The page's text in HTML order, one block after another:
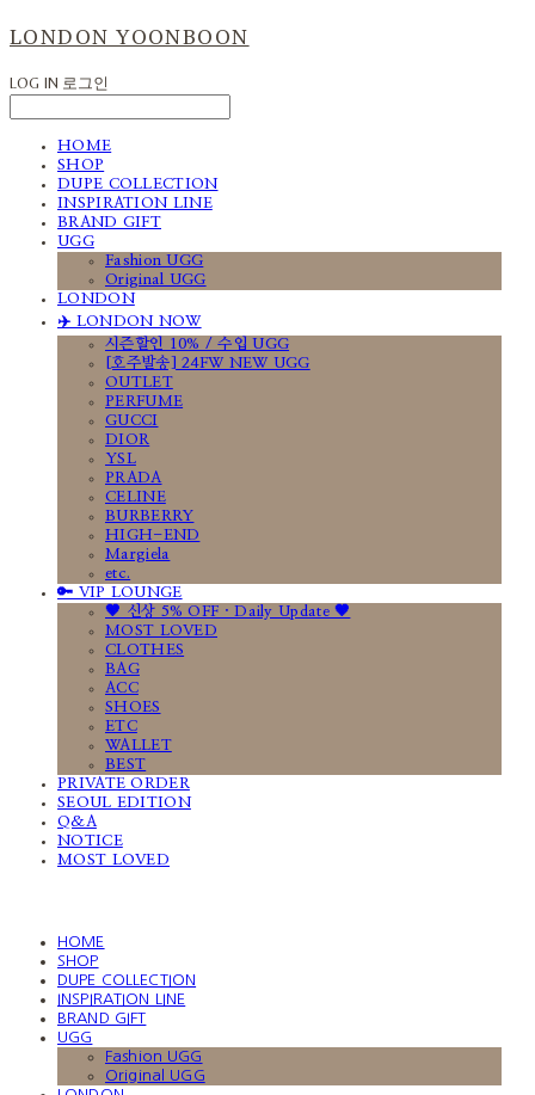
LONDON YOONBOON
LOG IN 로그인
HOME
SHOP
DUPE COLLECTION
INSPIRATION LINE
BRAND GIFT
UGG
Fashion UGG
Original UGG
LONDON
✈️ LONDON NOW
시즌할인 10% / 수입 UGG
[호주발송] 24FW NEW UGG
OUTLET
PERFUME
GUCCI
DIOR
YSL
PRADA
CELINE
BURBERRY
HIGH-END
Margiela
etc.
🔑 VIP LOUNGE
🤎 신상 5% OFF · Daily Update 🤎
MOST LOVED
CLOTHES
BAG
ACC
SHOES
ETC
WALLET
BEST
PRIVATE ORDER
SEOUL EDITION
Q&A
NOTICE
MOST LOVED
HOME
SHOP
DUPE COLLECTION
INSPIRATION LINE
BRAND GIFT
UGG
Fashion UGG
Original UGG